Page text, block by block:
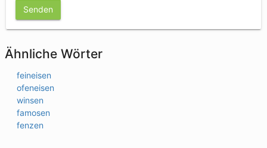
Senden
Ähnliche Wörter
feineisen
ofeneisen
winsen
famosen
fenzen